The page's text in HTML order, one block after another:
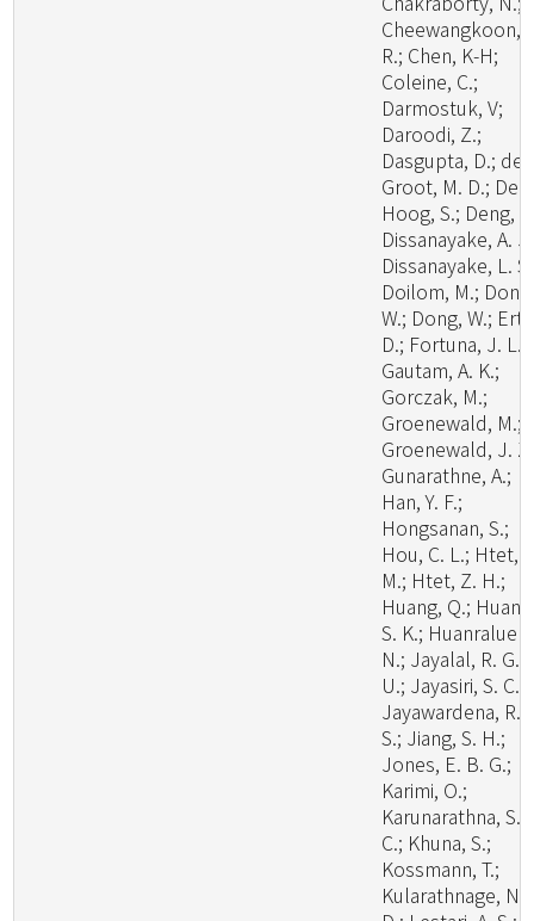
Cheewangkoon,
R.; Chen, K-H;
Coleine, C.;
Darmostuk, V;
Daroodi, Z.;
Dasgupta, D.; de
Groot, M. D.; De
Hoog, S.; Deng,
Dissanayake, A.
Dissanayake, L.
Doilom, M.;
W.; Dong, W.;
D.; Fortuna, J. L.;
Gautam, A. K.;
Gorczak, M.;
Groenewald, M.;
Groenewald, J.
Gunarathne, A.;
Han, Y. F.;
Hongsanan, S.;
Hou, C. L.; Htet,
M.; Htet, Z. H.;
Huang, Q.;
S. K.; Huanraluek,
N.; Jayalal, R. G.
U.; Jayasiri, S. C.;
Jayawardena, R.
S.; Jiang, S. H.;
Jones, E. B. G.;
Karimi, O.;
Karunarathna, S.
C.; Khuna, S.;
Kossmann, T.;
Kularathnage, N.